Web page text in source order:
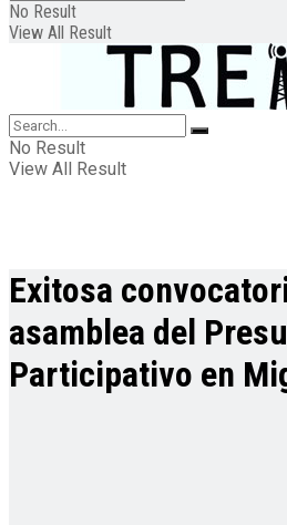
No Result
View All Result
No Result
View All Result
Exitosa
asamblea del
Participativo en